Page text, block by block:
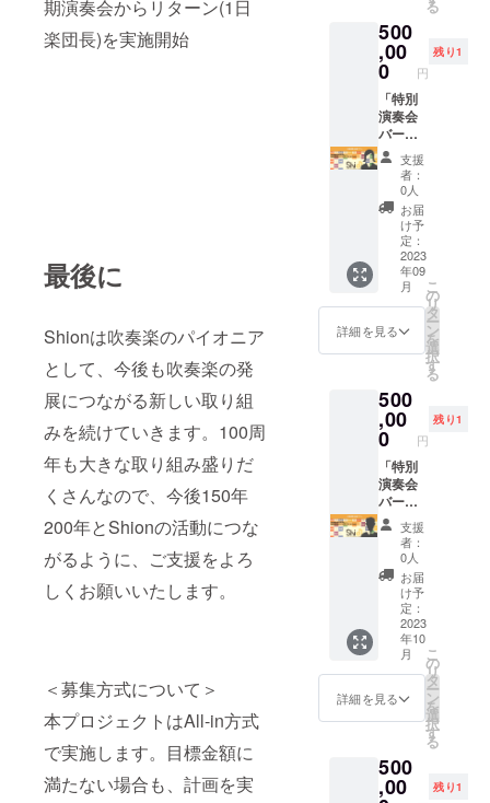
期演奏会からリターン(1日
楽団長)を実施開始
最後に
Shionは吹奏楽のパイオニア
として、今後も吹奏楽の発
展につながる新しい取り組
みを続けていきます。100周
年も大きな取り組み盛りだ
くさんなので、今後150年
200年とShionの活動につな
がるように、ご支援をよろ
しくお願いいたします。
＜募集方式について＞
本プロジェクトはAll-in方式
で実施します。目標金額に
満たない場合も、計画を実
専属の
秘書が
帯同い
たしま
す。
ご鑑賞
可能で
す。（S
席をご
用意し
ます
が、舞
台袖で
奏者の
見送り
等も可
能で
す。）
ロビー
でご来
場者の
お迎え
見送り
が可能
専属の
秘書が
帯同い
たしま
す。
ストッ
ク 会場
には一
番初め
に入館
が可能
です。
個室の
楽屋を
ご用意
いたし
ます。
ゲネプ
ロ前に
楽員に
向けて
ご挨拶
が可能
です。
な場所
でご鑑
賞可能
です。
（S席を
ご用意
します
が、舞
台袖で
奏者の
見送り
等も可
能で
す。）
ロビー
でご来
場者の
お迎え
見送り
当日は
専属の
席でご
鑑賞い
ただけ
ま
す！】
特別演
奏会
バーン
ズ・チ
クルス
Vol.1 日
時：
2023年
9月16日
(土)
14:00開
演 会
場：
ザ・シ
ホール
指揮：
ポー
ル・ポ
ピエル
会場に
は一番
初めに
入館が
可能で
す。 個
室の楽
屋をご
用意い
たしま
す。 ゲ
ネプロ
前に楽
員に向
可能で
す。 本
る
500
,00
0 円
残り1
「特別
演奏会
バーン
ズ・チ
クルス
Vol.2」
1日楽団
長プラ
奏会当
日、1日
楽団長
として
お過ご
しくだ
席でご
鑑賞い
ただけ
ま
す！】
特別演
奏会
バーン
ズ・チ
クルス
Vol.2 日
時：
2023年
9月24日
(日)
14:00開
演 会
場：
ザ・シ
ホール
指揮：
支援
者：
0人
お届
け予
定：
2023
年09
月
詳細を見る
こ
の
リ
タ
ー
ン
を
選
択
す
る
500
,00
0 円
残り1
「特別
演奏会
バーン
ズ・チ
クルス
Vol.3」
1日楽団
長プラ
奏会当
日、1日
楽団長
として
お過ご
しくだ
席でご
鑑賞い
支援
者：
0人
お届
け予
定：
2023
年10
月
詳細を見る
こ
の
リ
タ
ー
ン
を
選
択
す
る
500
,00 残り1